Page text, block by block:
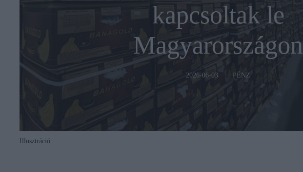
kapcsoltak le
Magyarországon
2026-06-03 PÉNZ
Illusztráció